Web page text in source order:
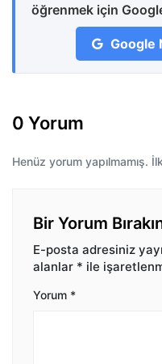
öğrenmek için
Google
0 Yorum
Henüz yorum yapılmamış.
Bir Yorum
E-posta adresiniz
alanlar * ile
Yorum *